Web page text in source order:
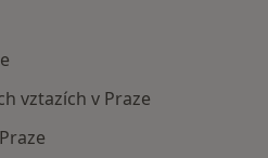
vztazích v Praze